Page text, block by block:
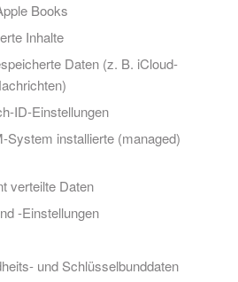
Books
Inhalte
Daten (z. B. iCloud-
ID-Einstellungen
System installierte (managed)
verteilte Daten
-Einstellungen
und Schlüsselbunddaten